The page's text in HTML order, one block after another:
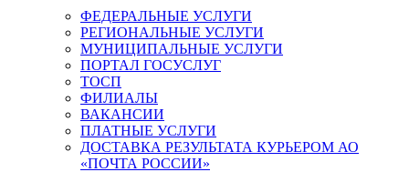
ФЕДЕРАЛЬНЫЕ УСЛУГИ
РЕГИОНАЛЬНЫЕ УСЛУГИ
МУНИЦИПАЛЬНЫЕ УСЛУГИ
ПОРТАЛ ГОСУСЛУГ
ТОСП
ФИЛИАЛЫ
ВАКАНСИИ
ПЛАТНЫЕ УСЛУГИ
ДОСТАВКА РЕЗУЛЬТАТА КУРЬЕРОМ АО
«ПОЧТА РОССИИ»